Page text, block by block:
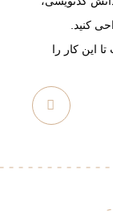
کنید.
این کار را